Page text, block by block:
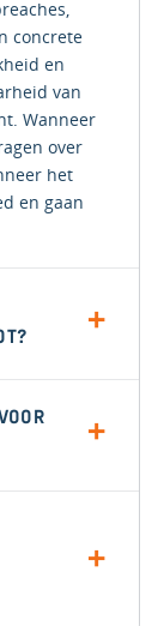
concrete
en
van
Wanneer
over
het
en gaan